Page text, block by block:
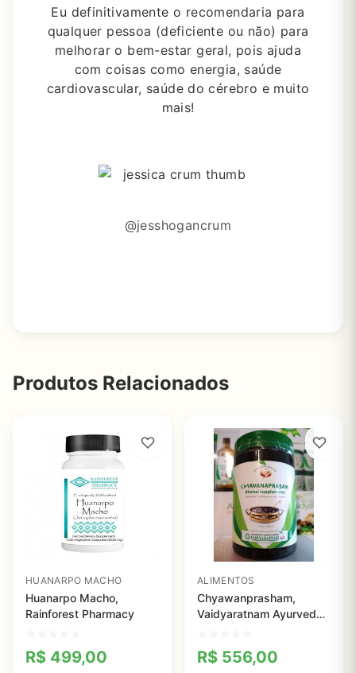
Eu definitivamente o recomendaria para
qualquer pessoa (deficiente ou não) para
melhorar o bem-estar geral, pois ajuda
com coisas como energia, saúde
cardiovascular, saúde do cérebro e muito
mais!
@jesshogancrum
Produtos Relacionados
HUANARPO MACHO
Huanarpo Macho,
Rainforest Pharmacy
R$ 499,00
ALIMENTOS
Chyawanprasham,
Vaidyaratnam Ayurveda -
R$ 556,00